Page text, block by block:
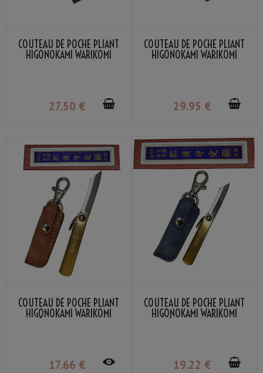
COUTEAU DE POCHE PLIANT
HIGONOKAMI WARIKOMI
27.50 €
COUTEAU DE POCHE PLIANT
HIGONOKAMI WARIKOMI
29.95 €
COUTEAU DE POCHE PLIANT
HIGONOKAMI WARIKOMI
17.66 €
COUTEAU DE POCHE PLIANT
HIGONOKAMI WARIKOMI
19.22 €